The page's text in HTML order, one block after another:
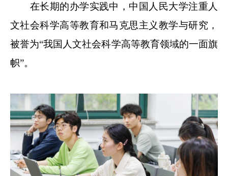
在长期的办学实践中，中国人民大学注重人
文社会科学高等教育和马克思主义教学与研究，
被誉为“我国人文社会科学高等教育领域的一面旗
帜”。